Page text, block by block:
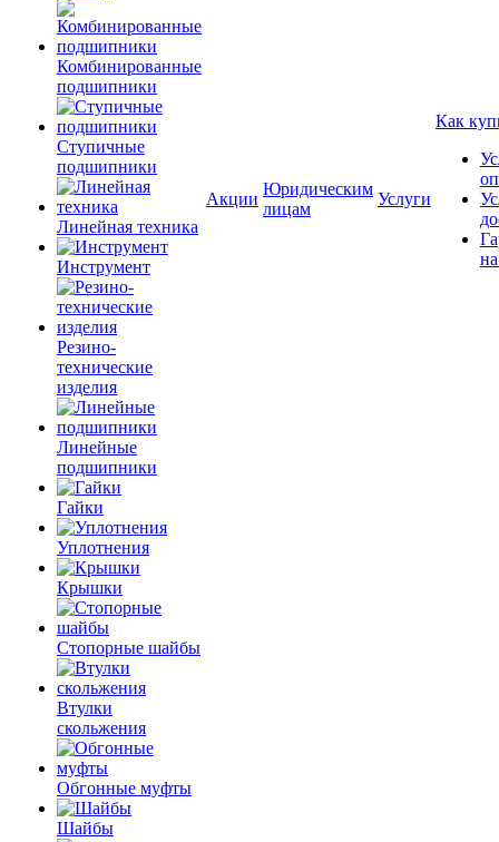
Комбинированные
подшипники
Ступичные
подшипники
Линейная техника
Инструмент
Резино-
технические
изделия
Линейные
подшипники
Гайки
Уплотнения
Крышки
Стопорные шайбы
Втулки
скольжения
Обгонные муфты
Шайбы
Акции
Юридическим
лицам
Услуги
Как